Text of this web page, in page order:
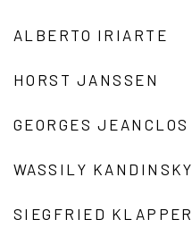
ALBERTO IRIARTE
HORST JANSSEN
GEORGES JEANCLOS
WASSILY KANDINSKY
SIEGFRIED KLAPPER